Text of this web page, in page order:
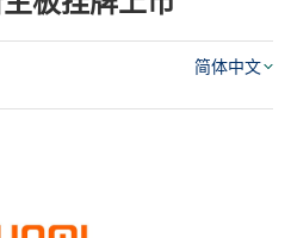
简体中文